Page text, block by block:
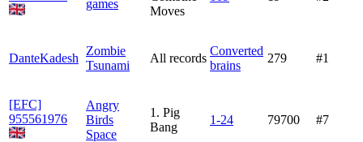
games
Moves
DanteKadesh
Zombie
Tsunami
All records
Converted
brains
279 #1
[EFC]
955561976
Angry
Birds
Space
1. Pig
Bang
1-24 79700 #7